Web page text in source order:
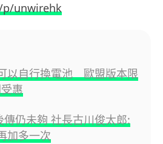
unwirehk
以自行換電池 歐盟版本限
惠
仍未夠 社長古川俊太郎:
加多一次